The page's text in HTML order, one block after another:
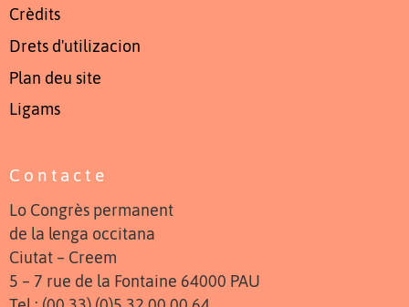
Crèdits
Drets d'utilizacion
Plan deu site
Ligams
Contacte
Lo Congrès permanent
de la lenga occitana
Ciutat – Creem
5 – 7 rue de la Fontaine 64000 PAU